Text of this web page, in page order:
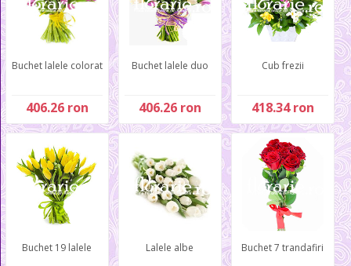
Buchet lalele colorat
406.26 ron
Buchet lalele duo
406.26 ron
Cub frezii
418.34 ron
Buchet 19 lalele Lalele albe Buchet 7 trandafiri